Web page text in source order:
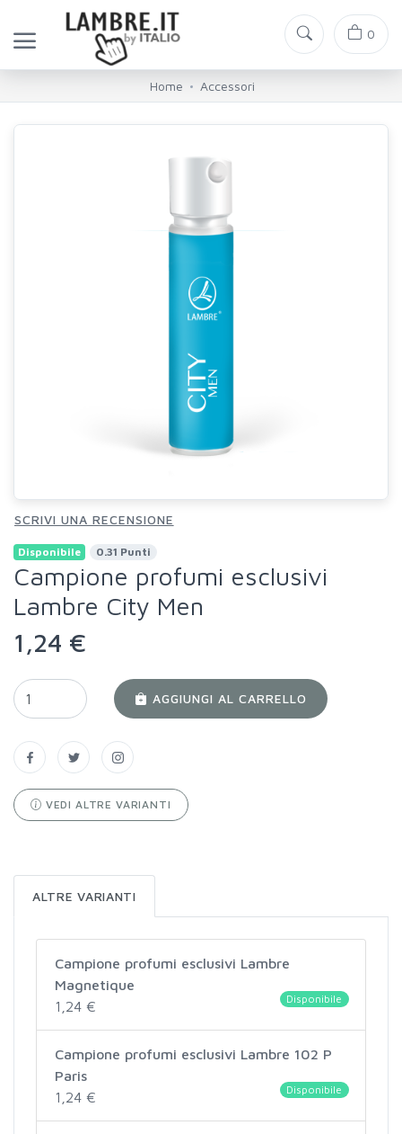
0
Home Accessori
SCRIVI UNA RECENSIONE
Disponibile 0.31 Punti
Campione profumi esclusivi
Lambre City Men
1,24 €
AGGIUNGI AL CARRELLO
VEDI ALTRE VARIANTI
ALTRE VARIANTI
Campione profumi esclusivi Lambre
Magnetique
Disponibile
1,24 €
Campione profumi esclusivi Lambre 102 P
Paris
Disponibile
1,24 €